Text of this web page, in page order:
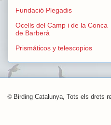
Fundació Plegadis
Ocells del Camp i de la Conca
de Barberà
Prismáticos y telescopios
© Birding Catalunya, Tots els drets